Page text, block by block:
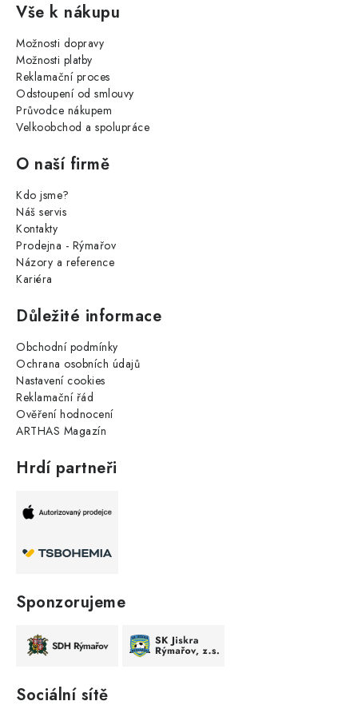
Vše k nákupu
Možnosti dopravy
Možnosti platby
Reklamační proces
Odstoupení od smlouvy
Průvodce nákupem
Velkoobchod a spolupráce
O naší firmě
Kdo jsme?
Náš servis
Kontakty
Prodejna - Rýmařov
Názory a reference
Kariéra
Důležité informace
Obchodní podmínky
Ochrana osobních údajů
Nastavení cookies
Reklamační řád
Ověření hodnocení
ARTHAS Magazín
Hrdí partneři
Sponzorujeme
Sociální sítě